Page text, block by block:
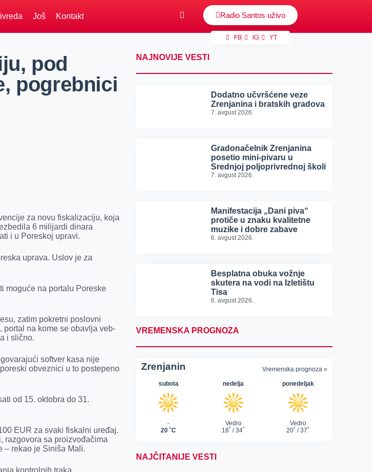
Još Kontakt Radio Santos uživo
FB IG YT
pod
pogrebnici
za novu fiskalizaciju, koja
6 milijardi dinara
i u Poreskoj upravi.
uprava. Uslov je za
moguće na portalu Poreske
zatim pokretni poslovni
portal na kome se obavlja veb-
i slično.
softver kasa nije
obveznici u to postepeno
od 15. oktobra do 31.
EUR za svaki fiskalni uređaj.
razgovora sa proizvođačima
– rekao je Siniša Mali.
kontrolnih traka.
NAJNOVIJE VESTI
Dodatno učvršćene veze
Zrenjanina i bratskih gradova
7. avgust 2026.
Gradonačelnik Zrenjanina
posetio mini-pivaru u
Srednjoj poljoprivrednoj školi
7. avgust 2026.
Manifestacija „Dani piva“
protiče u znaku kvalitetne
muzike i dobre zabave
6. avgust 2026.
Besplatna obuka vožnje
skutera na vodi na Izletištu
Tisa
6. avgust 2026.
VREMENSKA PROGNOZA
NAJČITANIJE VESTI